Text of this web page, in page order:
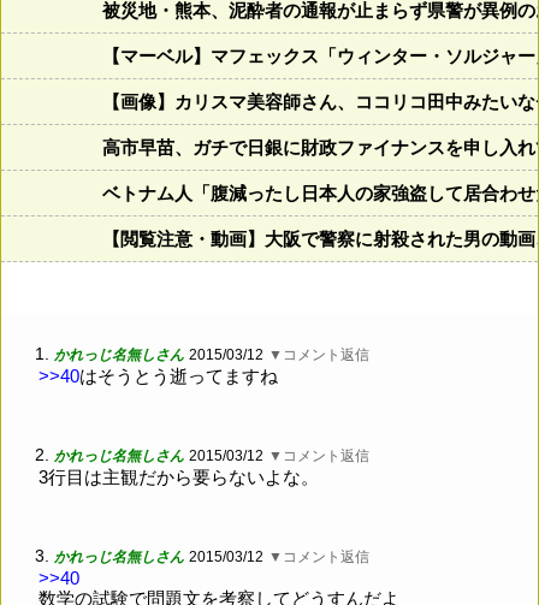
被災地・熊本、泥酔者の通報が止まらず県警が異例
【マーベル】マフェックス「ウィンター・ソルジャ
【画像】カリスマ美容師さん、ココリコ田中みた
高市早苗、ガチで日銀に財政ファイナンスを申し入
ベトナム人「腹減ったし日本人の家強盗して居合わ
【閲覧注意・動画】大阪で警察に射殺された男の
1. かれっじ名無しさん 2015/03/12 ▼コメント返信
>>40はそうとう逝ってますね
2. かれっじ名無しさん 2015/03/12 ▼コメント返信
3行目は主観だから要らないよな。
3. かれっじ名無しさん 2015/03/12 ▼コメント返信
>>40
数学の試験で問題文を考察してどうすんだよ